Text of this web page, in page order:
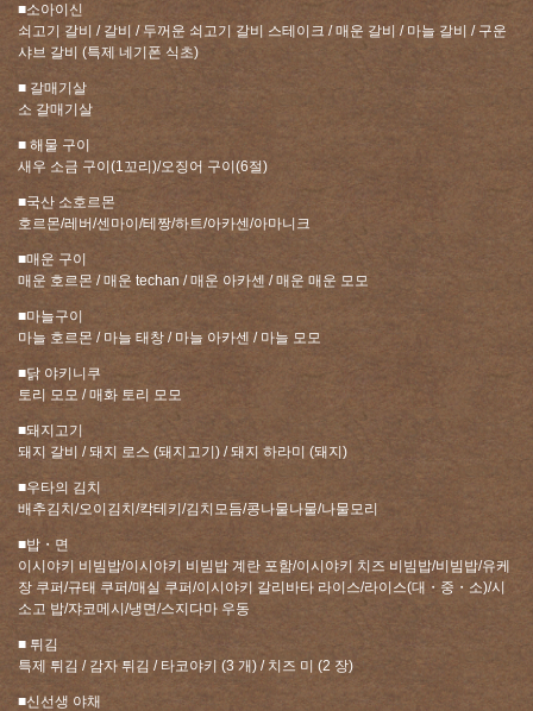
■소아이신
쇠고기 갈비 / 갈비 / 두꺼운 쇠고기 갈비 스테이크 / 매운 갈비 / 마늘 갈비 / 구운
샤브 갈비 (특제 네기폰 식초)
■ 갈매기살
소 갈매기살
■ 해물 구이
새우 소금 구이(1꼬리)/오징어 구이(6절)
■국산 소호르몬
호르몬/레버/센마이/테짱/하트/아카센/아마니크
■매운 구이
매운 호르몬 / 매운 techan / 매운 아카센 / 매운 매운 모모
■마늘구이
마늘 호르몬 / 마늘 태창 / 마늘 아카센 / 마늘 모모
■닭 야키니쿠
토리 모모 / 매화 토리 모모
■돼지고기
돼지 갈비 / 돼지 로스 (돼지고기) / 돼지 하라미 (돼지)
■우타의 김치
배추김치/오이김치/칵테키/김치모듬/콩나물나물/나물모리
■밥・면
이시야키 비빔밥/이시야키 비빔밥 계란 포함/이시야키 치즈 비빔밥/비빔밥/유케
장 쿠퍼/규태 쿠퍼/매실 쿠퍼/이시야키 갈리바타 라이스/라이스(대・중・소)/시
소고 밥/쟈코메시/냉면/스지다마 우동
■ 튀김
특제 튀김 / 감자 튀김 / 타코야키 (3 개) / 치즈 미 (2 장)
■신선생 야채
この店舗情報をシェアする
【100분 뷔페 쇠고기 코스】 어른 4,268엔(부가세 포함)/60
세 이상 4,048엔(부가세 포함) | 焼肉の牛太 飾磨店